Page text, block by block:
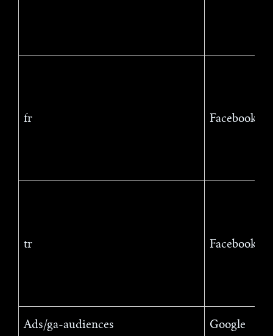
fr Facebook
tr Facebook
Ads/ga-audiences Google